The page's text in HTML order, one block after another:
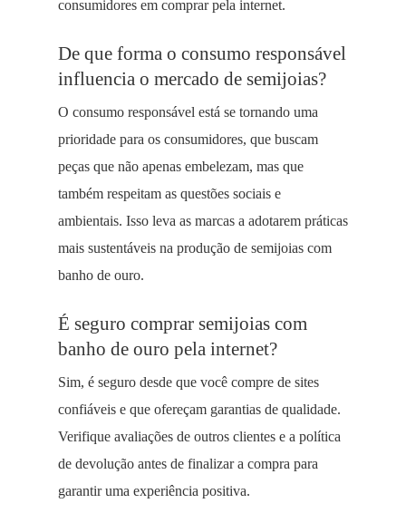
consumidores em comprar pela internet.
De que forma o consumo responsável
influencia o mercado de semijoias?
O consumo responsável está se tornando uma
prioridade para os consumidores, que buscam
peças que não apenas embelezam, mas que
também respeitam as questões sociais e
ambientais. Isso leva as marcas a adotarem práticas
mais sustentáveis na produção de semijoias com
banho de ouro.
É seguro comprar semijoias com
banho de ouro pela internet?
Sim, é seguro desde que você compre de sites
confiáveis e que ofereçam garantias de qualidade.
Verifique avaliações de outros clientes e a política
de devolução antes de finalizar a compra para
garantir uma experiência positiva.